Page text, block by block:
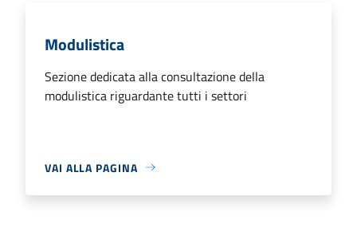
Modulistica
Sezione dedicata alla consultazione della
modulistica riguardante tutti i settori
VAI ALLA PAGINA